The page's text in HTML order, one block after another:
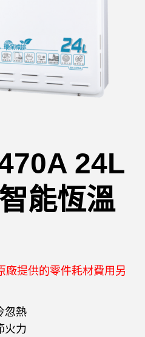
24L
能恆溫
提供的零件耗材費用另
忽熱
火力